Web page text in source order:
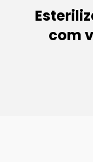
com